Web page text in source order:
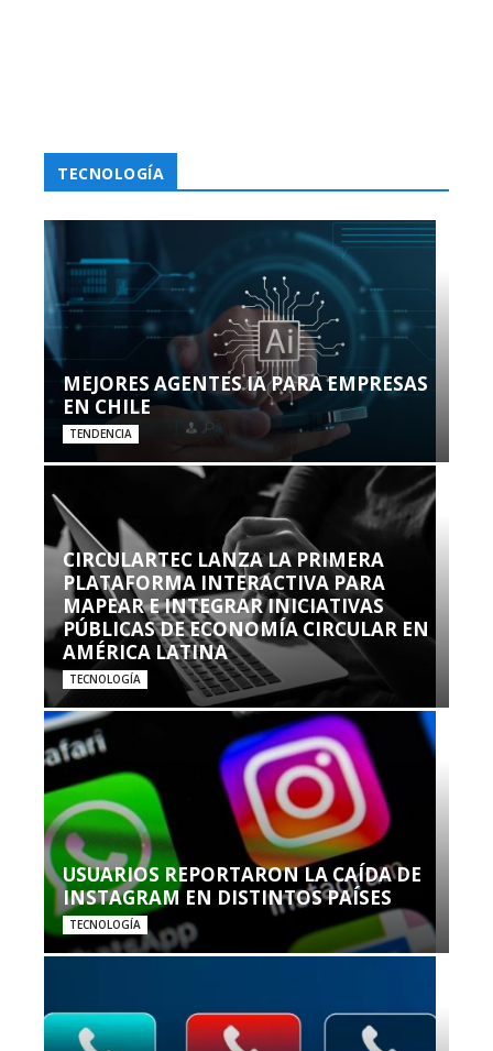
TECNOLOGÍA
MEJORES AGENTES IA PARA EMPRESAS
EN CHILE
TENDENCIA
CIRCULARTEC LANZA LA PRIMERA
PLATAFORMA INTERACTIVA PARA
MAPEAR E INTEGRAR INICIATIVAS
PÚBLICAS DE ECONOMÍA CIRCULAR EN
AMÉRICA LATINA
TECNOLOGÍA
USUARIOS REPORTARON LA CAÍDA DE
INSTAGRAM EN DISTINTOS PAÍSES
TECNOLOGÍA